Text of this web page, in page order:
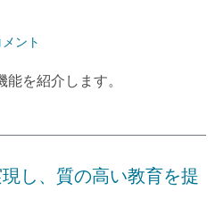
ント
を紹介します。
し、質の高い教育を提